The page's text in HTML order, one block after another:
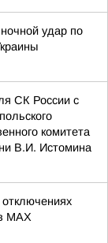
удар по
СК России с
комитета
В.И. Истомина
MAX